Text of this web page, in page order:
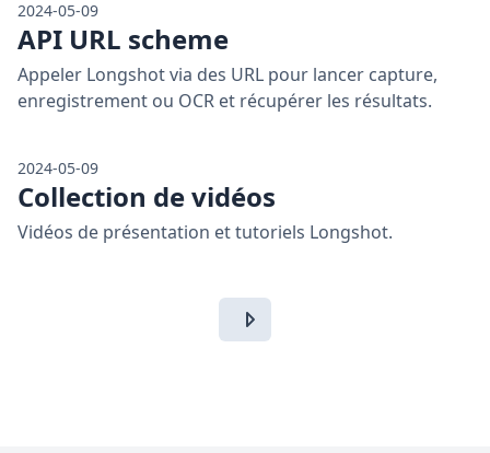
2024-05-09
API URL scheme
Appeler Longshot via des URL pour lancer capture,
enregistrement ou OCR et récupérer les résultats.
2024-05-09
Collection de vidéos
Vidéos de présentation et tutoriels Longshot.